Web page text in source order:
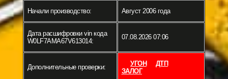
Начали производство: Август 2006 года
Дата расшифровки vin кода
W0LF7AMA67V613014:
07.08.2026 07:06
Дополнительные проверки: УГОН
ДТП
ЗАЛОГ